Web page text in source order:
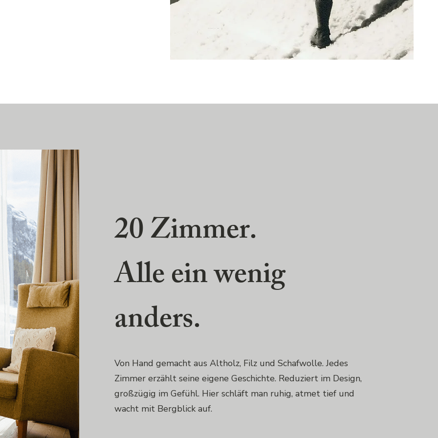
20 Zimmer.
Alle ein wenig
anders.
Von Hand gemacht aus Altholz, Filz und Schafwolle. Jedes
Zimmer erzählt seine eigene Geschichte. Reduziert im Design,
großzügig im Gefühl. Hier schläft man ruhig, atmet tief und
wacht mit Bergblick auf.